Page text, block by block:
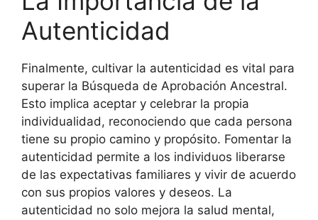
Autenticidad
Finalmente, cultivar la autenticidad es vital para
superar la Búsqueda de Aprobación Ancestral.
Esto implica aceptar y celebrar la propia
individualidad, reconociendo que cada persona
tiene su propio camino y propósito. Fomentar la
autenticidad permite a los individuos liberarse
de las expectativas familiares y vivir de acuerdo
con sus propios valores y deseos. La
autenticidad no solo mejora la salud mental,